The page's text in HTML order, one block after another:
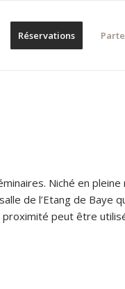
Réservations
Niché en
de l’Etang de Baye
proximité peut être